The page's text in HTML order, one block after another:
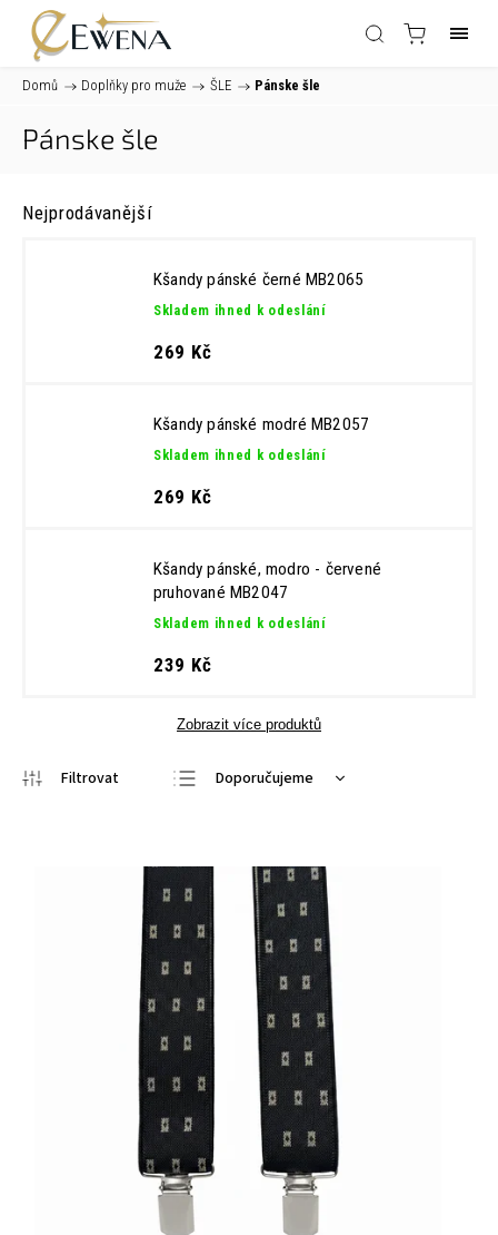
Domů / Doplňky pro muže / ŠLE / Pánske šle
Pánske šle
Nejprodávanější
Kšandy pánské černé MB2065
Skladem ihned k odeslání
269 Kč
Kšandy pánské modré MB2057
Skladem ihned k odeslání
269 Kč
Kšandy pánské, modro - červené
pruhované MB2047
Skladem ihned k odeslání
239 Kč
Zobrazit více produktů
Doporučujeme
Nejprodávanější
Abecedně